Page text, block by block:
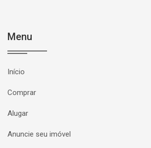
Menu
Início
Comprar
Alugar
Anuncie seu imóvel